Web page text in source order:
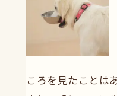
ころを見たことは